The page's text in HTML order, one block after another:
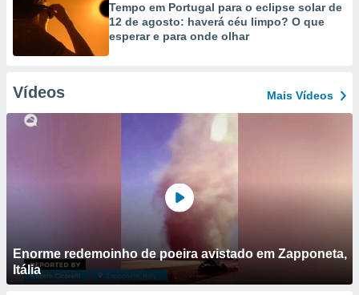
Tempo em Portugal para o eclipse solar de
12 de agosto: haverá céu limpo? O que
esperar e para onde olhar
Vídeos Mais Vídeos
Enorme redemoinho de poeira avistado em Zapponeta,
Itália